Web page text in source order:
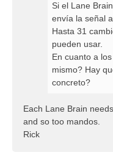
Si el Lane
envía la señal
Hasta 31
pueden usar.
En cuanto a
mismo? Hay
concreto?
Each Lane Brain
and so too mandos.
Rick